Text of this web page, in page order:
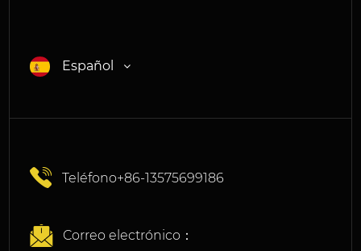
Español
Teléfono+86-13575699186
Correo electrónico：